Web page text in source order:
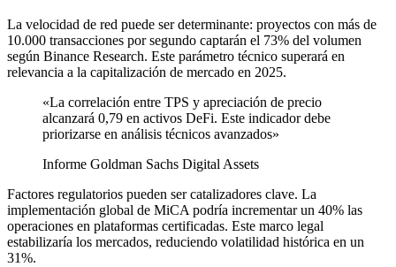
La velocidad de red puede ser determinante: proyectos con más de
10.000 transacciones por segundo captarán el 73% del volumen
según Binance Research. Este parámetro técnico superará en
relevancia a la capitalización de mercado en 2025.
«La correlación entre TPS y apreciación de precio
alcanzará 0,79 en activos DeFi. Este indicador debe
priorizarse en análisis técnicos avanzados»
Informe Goldman Sachs Digital Assets
Factores regulatorios pueden ser catalizadores clave. La
implementación global de MiCA podría incrementar un 40% las
operaciones en plataformas certificadas. Este marco legal
estabilizaría los mercados, reduciendo volatilidad histórica en un
31%.